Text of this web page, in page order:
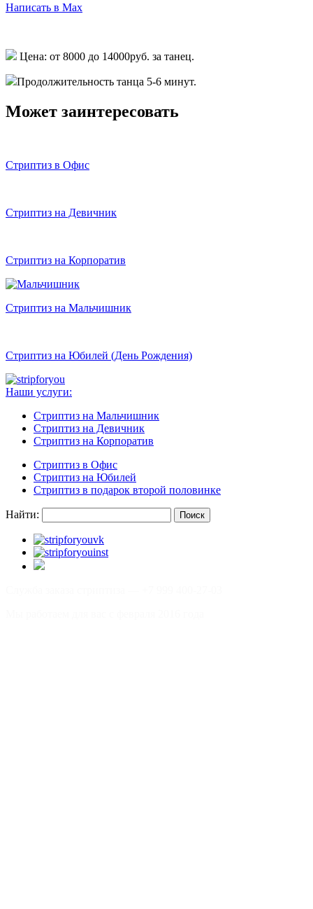
Написать в Max
Цена: от 8000 до 14000руб. за танец.
Продолжительность танца 5-6 минут.
Может заинтересовать
Стриптиз в Офис
Стриптиз на Девичник
Стриптиз на Корпоратив
Стриптиз на Мальчишник
Стриптиз на Юбилей (День Рождения)
Наши услуги:
Стриптиз на Мальчишник
Стриптиз на Девичник
Стриптиз на Корпоратив
Стриптиз в Офис
Стриптиз на Юбилей
Стриптиз в подарок второй половинке
Найти: